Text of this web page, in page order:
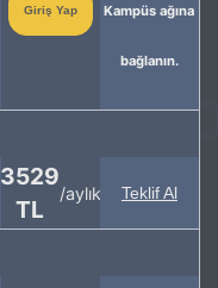
Giriş Yap Kampüs ağına
bağlanın.
3529
TL
/aylık Teklif Al